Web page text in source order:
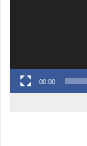
00:00